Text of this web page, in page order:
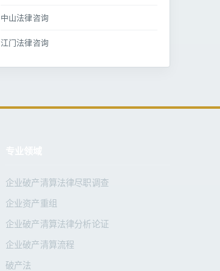
中山法律咨询
江门法律咨询
企业破产清算法律尽职调查
企业资产重组
企业破产清算法律分析论证
企业破产清算流程
破产法